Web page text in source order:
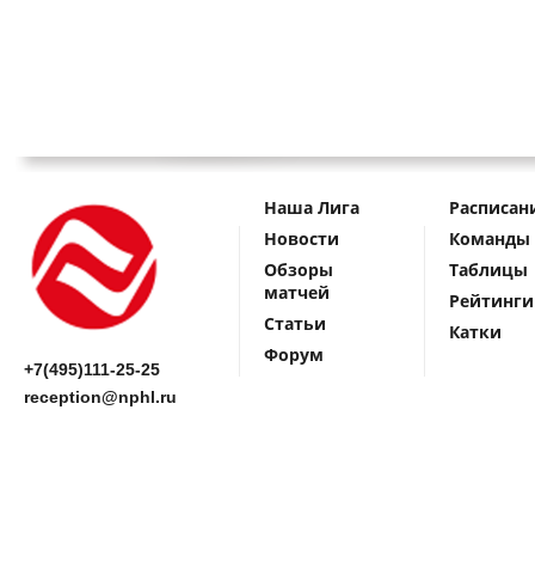
+7(495)111-25-25
reception@nphl.ru
Наша Лига
Новости
Обзоры
матчей
Статьи
Форум
Команды
Таблицы
Рейтинги
Катки